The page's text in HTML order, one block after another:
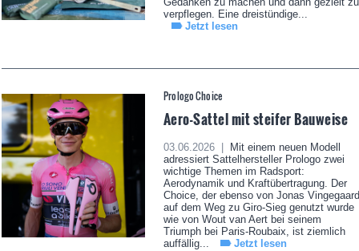
verpflegen. Eine dreistündige...
Jetzt lesen
Prologo Choice
Aero-Sattel mit steifer Bauweise
03.06.2026 |
Mit einem neuen Modell
adressiert Sattelhersteller Prologo zwei
wichtige Themen im Radsport:
Aerodynamik und Kraftübertragung. Der
Choice, der ebenso von Jonas Vingegaard
auf dem Weg zu Giro-Sieg genutzt wurde
wie von Wout van Aert bei seinem
Triumph bei Paris-Roubaix, ist ziemlich
auffällig...
Jetzt lesen